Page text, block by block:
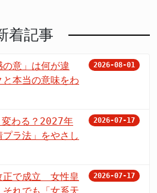
着記事
の意」は何が違
本当の意味をわ
2026-08-01
変わる？2027年
ラ法」をやさし
2026-07-17
正で成立 女性皇
2026-07-17